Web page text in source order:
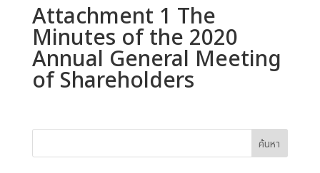
Attachment 1 The
Minutes of the 2020
Annual General Meeting
of Shareholders
ค้นหา